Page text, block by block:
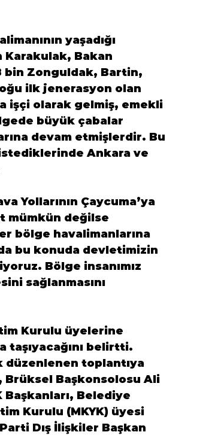
yaşadığı
Bakan
bin Zonguldak, Bartin,
ilk jenerasyon olan
işçi olarak gelmiş, emekli
büyük çabalar
devam etmişlerdir. Bu
Ankara ve
Yollarının Çaycuma’ya
mümkün değilse
bölge havalimanlarına
bu konuda devletimizin
Bölge insanımız
sağlanmasını
Kurulu üyelerine
belirtti.
düzenlenen toplantıya
Brüksel Başkonsolosu Ali
Başkanları, Belediye
Kurulu (MKYK) üyesi
Dış İlişkiler Başkan